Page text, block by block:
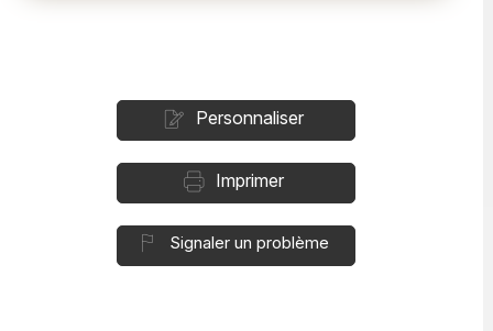
Personnaliser
Imprimer
Signaler un problème